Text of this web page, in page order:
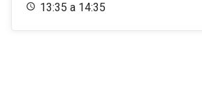
13:35 a 14:35